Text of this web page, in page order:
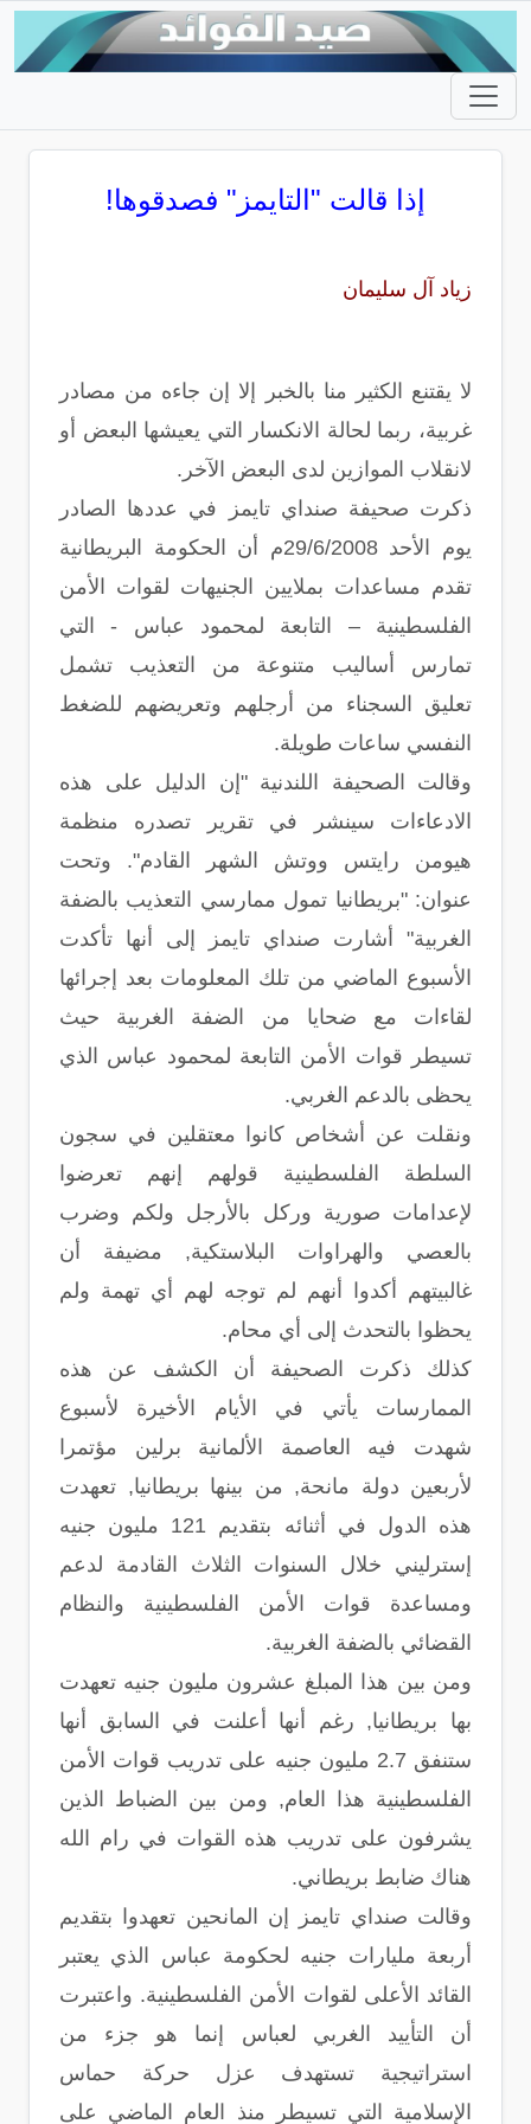
إذا قالت "التايمز" فصدقوها!
زياد آل سليمان
لا يقتنع الكثير منا بالخبر إلا إن جاءه من مصادر
غربية، ربما لحالة الانكسار التي يعيشها البعض أو
لانقلاب الموازين لدى البعض الآخر.
ذكرت صحيفة صنداي تايمز في عددها الصادر
يوم الأحد 29/6/2008م أن الحكومة البريطانية
تقدم مساعدات بملايين الجنيهات لقوات الأمن
الفلسطينية – التابعة لمحمود عباس - التي
تمارس أساليب متنوعة من التعذيب تشمل
تعليق السجناء من أرجلهم وتعريضهم للضغط
النفسي ساعات طويلة.
وقالت الصحيفة اللندنية "إن الدليل على هذه
الادعاءات سينشر في تقرير تصدره منظمة
هيومن رايتس ووتش الشهر القادم". وتحت
عنوان: "بريطانيا تمول ممارسي التعذيب بالضفة
الغربية" أشارت صنداي تايمز إلى أنها تأكدت
الأسبوع الماضي من تلك المعلومات بعد إجرائها
لقاءات مع ضحايا من الضفة الغربية حيث
تسيطر قوات الأمن التابعة لمحمود عباس الذي
يحظى بالدعم الغربي.
ونقلت عن أشخاص كانوا معتقلين في سجون
السلطة الفلسطينية قولهم إنهم تعرضوا
لإعدامات صورية وركل بالأرجل ولكم وضرب
بالعصي والهراوات البلاستكية, مضيفة أن
غالبيتهم أكدوا أنهم لم توجه لهم أي تهمة ولم
يحظوا بالتحدث إلى أي محام.
كذلك ذكرت الصحيفة أن الكشف عن هذه
الممارسات يأتي في الأيام الأخيرة لأسبوع
شهدت فيه العاصمة الألمانية برلين مؤتمرا
لأربعين دولة مانحة, من بينها بريطانيا, تعهدت
هذه الدول في أثنائه بتقديم 121 مليون جنيه
إسترليني خلال السنوات الثلاث القادمة لدعم
ومساعدة قوات الأمن الفلسطينية والنظام
القضائي بالضفة الغربية.
ومن بين هذا المبلغ عشرون مليون جنيه تعهدت
بها بريطانيا, رغم أنها أعلنت في السابق أنها
ستنفق 2.7 مليون جنيه على تدريب قوات الأمن
الفلسطينية هذا العام, ومن بين الضباط الذين
يشرفون على تدريب هذه القوات في رام الله
هناك ضابط بريطاني.
وقالت صنداي تايمز إن المانحين تعهدوا بتقديم
أربعة مليارات جنيه لحكومة عباس الذي يعتبر
القائد الأعلى لقوات الأمن الفلسطينية. واعتبرت
أن التأييد الغربي لعباس إنما هو جزء من
استراتيجية تستهدف عزل حركة حماس
الإسلامية التي تسيطر منذ العام الماضي على